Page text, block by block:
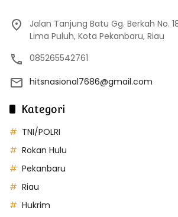
Jalan Tanjung Batu Gg. Berkah No.
Lima Puluh, Kota Pekanbaru, Riau
085265542761
hitsnasional7686@gmail.com
Kategori
TNI/POLRI
Rokan Hulu
Pekanbaru
Riau
Hukrim